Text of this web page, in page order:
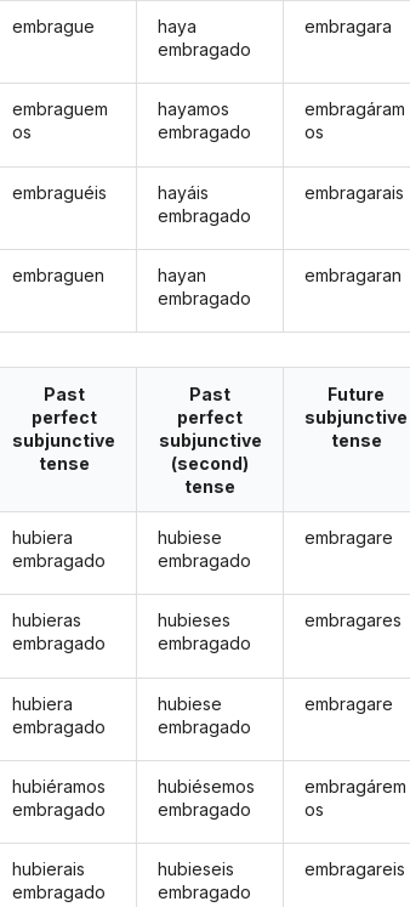
embrague
embraguem
os
embraguéis
embraguen
haya
embragado
hayamos
embragado
hayáis
embragado
hayan
embragado
embragara
embragáram
os
embragarais
embragaran
Past
perfect
subjunctive
tense
hubiera
embragado
hubieras
embragado
hubiera
embragado
hubiéramos
embragado
hubierais
embragado
Past
perfect
subjunctive
(second)
tense
hubiese
embragado
hubieses
embragado
hubiese
embragado
hubiésemos
embragado
hubieseis
embragado
Future
subjunctive
tense
embragare
embragares
embragare
embragárem
os
embragareis